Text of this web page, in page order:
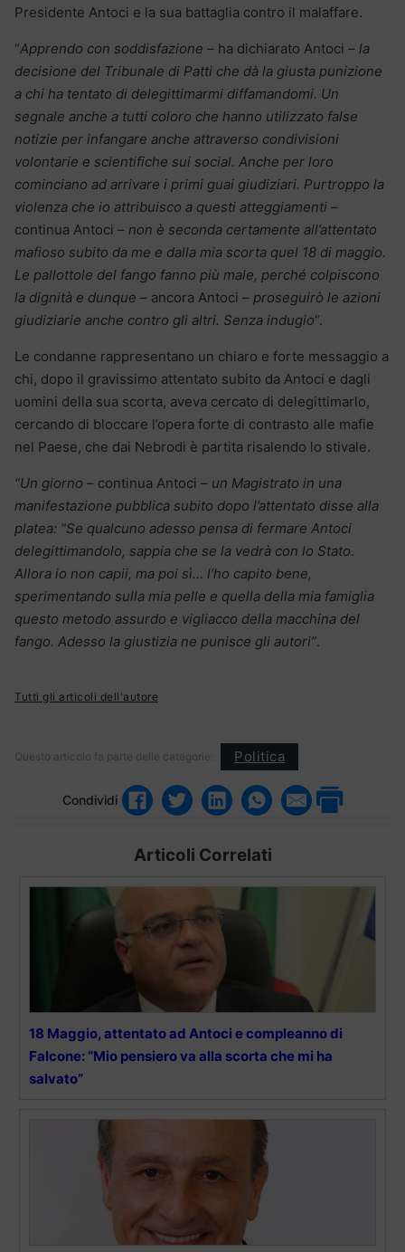
Presidente Antoci e la sua battaglia contro il malaffare.
“Apprendo con soddisfazione – ha dichiarato Antoci – la
decisione del Tribunale di Patti che dà la giusta punizione
a chi ha tentato di delegittimarmi diffamandomi. Un
segnale anche a tutti coloro che hanno utilizzato false
notizie per infangare anche attraverso condivisioni
volontarie e scientifiche sui social. Anche per loro
cominciano ad arrivare i primi guai giudiziari. Purtroppo la
violenza che io attribuisco a questi atteggiamenti –
continua Antoci – non è seconda certamente all’attentato
mafioso subito da me e dalla mia scorta quel 18 di maggio.
Le pallottole del fango fanno più male, perché colpiscono
la dignità e dunque – ancora Antoci – proseguirò le azioni
giudiziarie anche contro gli altri. Senza indugio“.
Le condanne rappresentano un chiaro e forte messaggio a
chi, dopo il gravissimo attentato subito da Antoci e dagli
uomini della sua scorta, aveva cercato di delegittimarlo,
cercando di bloccare l’opera forte di contrasto alle mafie
nel Paese, che dai Nebrodi è partita risalendo lo stivale.
“Un giorno – continua Antoci – un Magistrato in una
manifestazione pubblica subito dopo l’attentato disse alla
platea: “Se qualcuno adesso pensa di fermare Antoci
delegittimandolo, sappia che se la vedrà con lo Stato.
Allora io non capii, ma poi sì… l’ho capito bene,
sperimentando sulla mia pelle e quella della mia famiglia
questo metodo assurdo e vigliacco della macchina del
fango. Adesso la giustizia ne punisce gli autori”.
Tutti gli articoli dell'autore
Questo articolo fa parte delle categorie: Politica
Condividi
Articoli Correlati
18 Maggio, attentato ad Antoci e compleanno di
Falcone: “Mio pensiero va alla scorta che mi ha
salvato”